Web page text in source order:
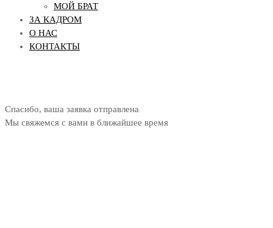
МОЙ БРАТ
ЗА КАДРОМ
О НАС
КОНТАКТЫ
Спасибо, ваша заявка отправлена
Мы свяжемся с вами в ближайшее время